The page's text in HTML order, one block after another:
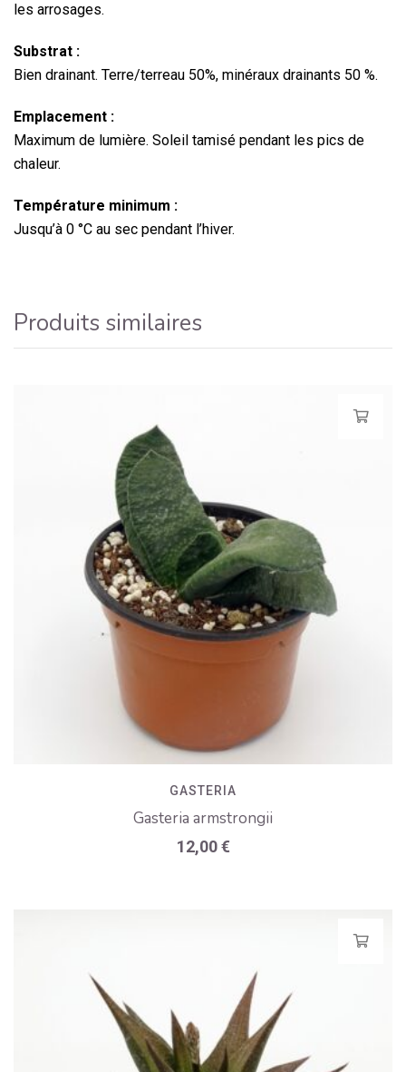
les arrosages.
Substrat :
Bien drainant. Terre/terreau 50%, minéraux drainants 50 %.
Emplacement :
Maximum de lumière. Soleil tamisé pendant les pics de
chaleur.
Température minimum :
Jusqu’à 0 °C au sec pendant l’hiver.
Produits similaires
GASTERIA
Gasteria armstrongii
12,00€